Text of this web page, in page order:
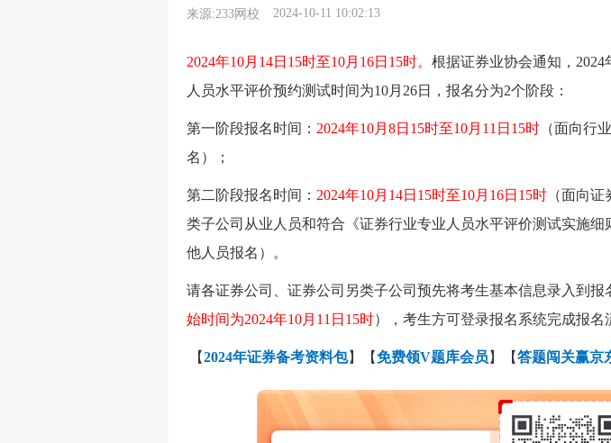
来源:233网校 2024-10-11 10:02:13
2024年10月14日15时至10月16日15时。 根据证券业协会通知，2024
人员水平评价预约测试时间为10月26日，报名分为2个阶段：
第一阶段报名时间： 2024年10月8日15时至10月11日15时 （面向行
名）；
第二阶段报名时间： 2024年10月14日15时至10月16日15时 （面向
类子公司从业人员和符合《证券行业专业人员水平评价测试实施细
他人员报名）。
请各证券公司、证券公司另类子公司预先将考生基本信息录入到报
始时间为2024年10月11日15时），考生方可登录报名系统完成报名
【2024年证券备考资料包】【免费领V题库会员 】【答题闯关赢京